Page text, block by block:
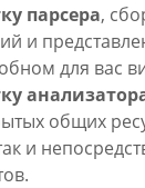
парсера,
и
для вас
общих
и